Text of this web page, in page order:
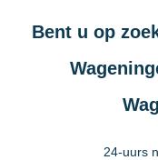
Bent u op
24-uurs